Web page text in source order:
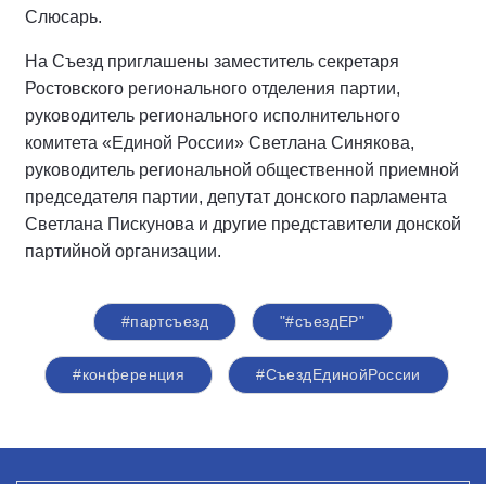
Слюсарь.
На Съезд приглашены заместитель секретаря
Ростовского регионального отделения партии,
руководитель регионального исполнительного
комитета «Единой России» Светлана Синякова,
руководитель региональной общественной приемной
председателя партии, депутат донского парламента
Светлана Пискунова и другие представители донской
партийной организации.
#партсъезд "#съездЕР"
#конференция #СъездЕдинойРоссии